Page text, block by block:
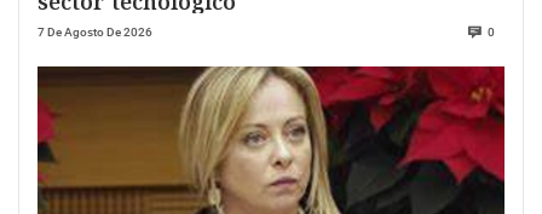
7 De Agosto De 2026 0